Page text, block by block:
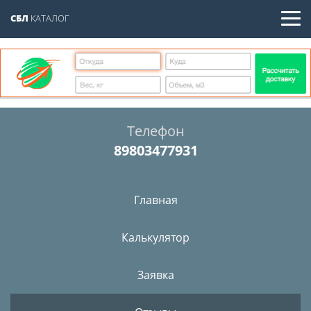
СБЛ КАТАЛОГ
Телефон
89803477931
Главная
Калькулятор
Заявка